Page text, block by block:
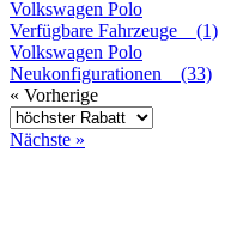
Volkswagen Polo
Verfügbare Fahrzeuge (1)
Volkswagen Polo
Neukonfigurationen (33)
« Vorherige
Nächste »